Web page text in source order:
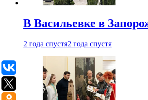
В Васильевке в
2 года спустя2 года спустя